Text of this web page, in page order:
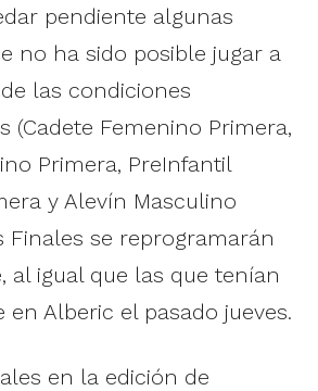
pendiente algunas
no ha sido posible jugar a
las condiciones
(Cadete Femenino Primera,
Primera, PreInfantil
y Alevín Masculino
Finales se reprogramarán
al igual que las que tenían
en Alberic el pasado jueves.
en la edición de